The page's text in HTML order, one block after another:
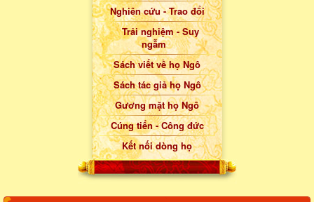
Nghiên cứu - Trao đổi
Trải nghiệm - Suy
ngẫm
Sách viết về họ Ngô
Sách tác giả họ Ngô
Gương mặt họ Ngô
Cúng tiến - Công đức
Kết nối dòng họ